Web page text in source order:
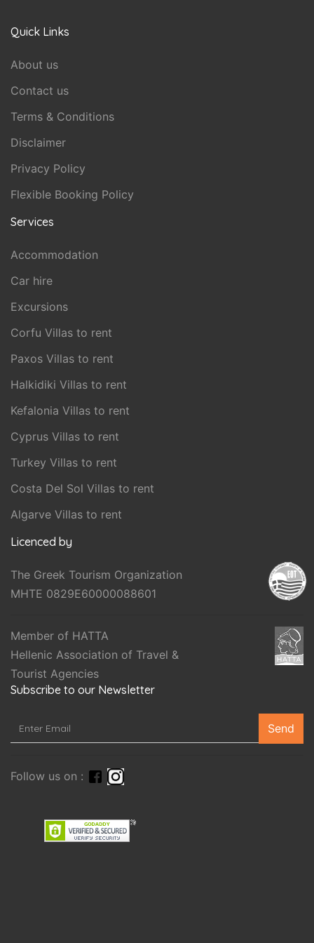
Quick Links
About us
Contact us
Terms & Conditions
Disclaimer
Privacy Policy
Flexible Booking Policy
Services
Accommodation
Car hire
Excursions
Corfu Villas to rent
Paxos Villas to rent
Halkidiki Villas to rent
Kefalonia Villas to rent
Cyprus Villas to rent
Turkey Villas to rent
Costa Del Sol Villas to rent
Algarve Villas to rent
Licenced by
The Greek Tourism Organization
MHTE 0829E60000088601
Member of HATTA
Hellenic Association of Travel &
Tourist Agencies
Subscribe to our Newsletter
Send
Follow us on :